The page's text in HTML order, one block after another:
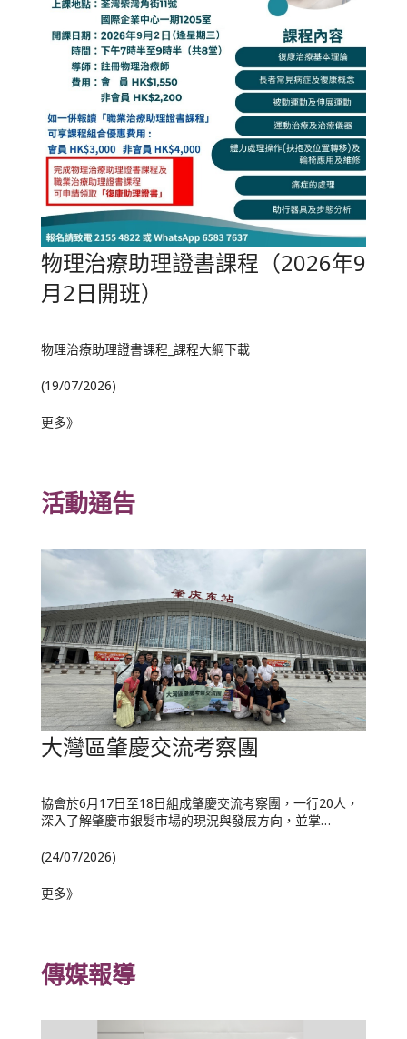
物理治療助理證書課程（2026年9
月2日開班）
物理治療助理證書課程_課程大綱下載
(19/07/2026)
更多》
活動通告
大灣區肇慶交流考察團
協會於6月17日至18日組成肇慶交流考察團，一行20人，
深入了解肇慶市銀髮市場的現況與發展方向，並掌…
(24/07/2026)
更多》
傳媒報導